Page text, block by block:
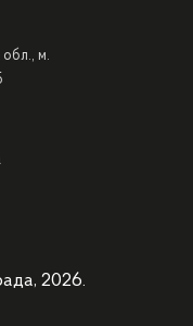
обл., м.
2026.